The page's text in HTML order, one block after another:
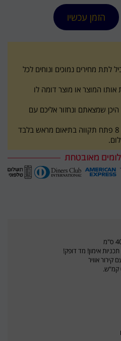
הזמן עכשיו
לתת מחירים נמוכים ונוחים לכל
המוצר או מוצר דומה לו
שמצאתם ונחזור אליכם עם
איסוף עצמי מכתובת השילוח 8 פתח תקווה בתיאום מראש בלבד